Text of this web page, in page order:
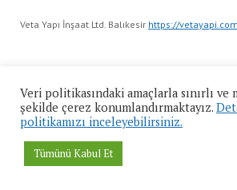
Veta Yapı İnşaat Ltd. Balıkesir https://vetayapi.com
Bitcoin Gazetesihttps://bitcoingazetesi.com
Veri politikasındaki amaçlarla sınırlı ve
şekilde çerez konumlandırmaktayız.
politikamızı inceleyebilirsiniz.
Tümünü Kabul Et